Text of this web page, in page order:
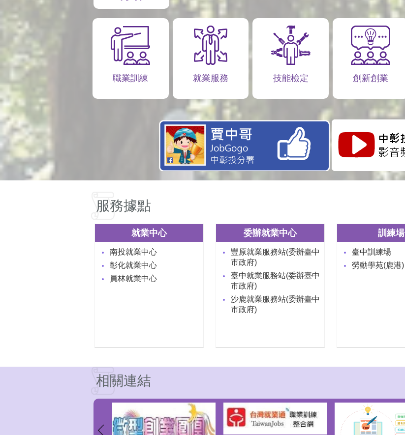
職業訓練 就業服務 技能檢定 創新創業
服務據點
就業中心
南投就業中心
彰化就業中心
員林就業中心
委辦就業中心
豐原就業服務站(委辦臺中
市政府)
臺中就業服務站(委辦臺中
市政府)
沙鹿就業服務站(委辦臺中
市政府)
訓練場
臺中訓練場
勞動學苑(鹿港)
相關連結